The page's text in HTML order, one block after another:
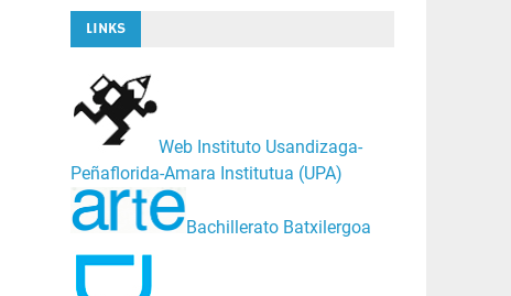
LINKS
Web Instituto Usandizaga-
Peñaflorida-Amara Institutua (UPA)
Bachillerato Batxilergoa